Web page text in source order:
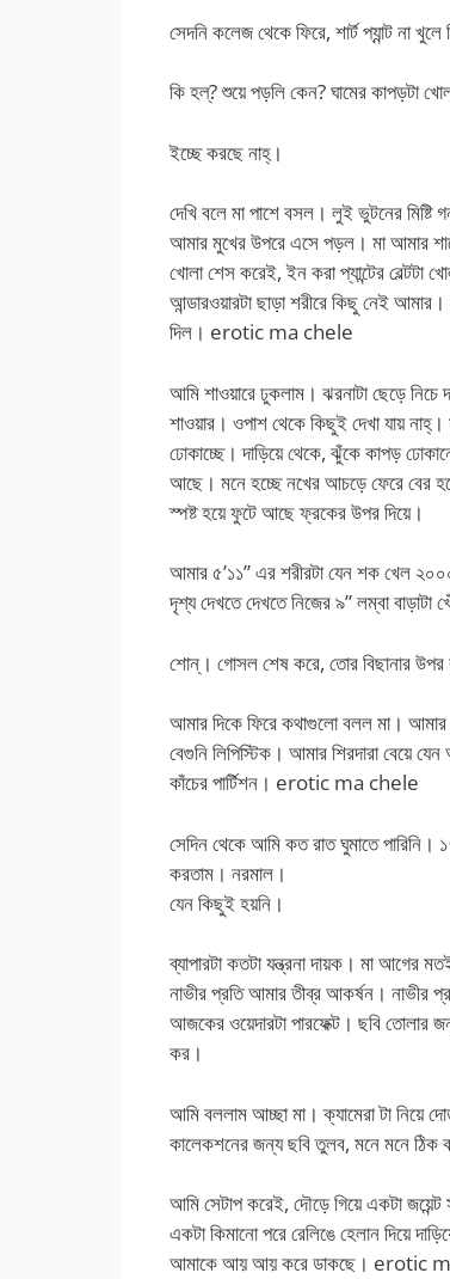
সেদনি কলেজ থেকে ফিরে, শার্ট প্যান্ট না
কি হল্? শুয়ে পড়লি কেন? ঘামের কাপড়টা
ইচ্ছে করছে নাহ্।
দেখি বলে মা পাশে বসল। লুই ভুটনের
আমার মুখের উপরে এসে পড়ল। মা আমার
খোলা শেস করেই, ইন করা প্যান্টের
আন্ডারওয়ারটা ছাড়া শরীরে কিছু নেই
দিল। erotic ma chele
আমি শাওয়ারে ঢুকলাম। ঝরনাটা ছেড়ে নিচে
শাওয়ার। ওপাশ থেকে কিছুই দেখা যায়
ঢোকাচ্ছে। দাড়িয়ে থেকে, ঝুঁকে কাপড়
আছে। মনে হচ্ছে নখের আচড়ে ফেরে বের
স্পষ্ট হয়ে ফুটে আছে ফ্রকের উপর দিয়ে।
আমার ৫’১১” এর শরীরটা যেন শক খেল
দৃশ্য দেখতে দেখতে নিজের ৯” লম্বা বাড়াটা
শোন্। গোসল শেষ করে, তোর বিছানার
আমার দিকে ফিরে কথাগুলো বলল মা।
বেগুনি লিপিস্টিক। আমার শিরদারা বেয়ে
কাঁচের পার্টিশন। erotic ma chele
সেদিন থেকে আমি কত রাত ঘুমাতে
করতাম। নরমাল।
যেন কিছুই হয়নি।
ব্যাপারটা কতটা যন্ত্রনা দায়ক। মা আগের
নাভীর প্রতি আমার তীব্র আকর্ষন। নাভীর
আজকের ওয়েদারটা পারফেক্ট। ছবি তোলার
কর।
আমি বললাম আচ্ছা মা। ক্যামেরা টা নিয়ে
কালেকশনের জন্য ছবি তুলব, মনে মনে ঠিক
আমি সেটাপ করেই, দৌড়ে গিয়ে একটা
একটা কিমানো পরে রেলিঙে হেলান দিয়ে
আমাকে আয় আয় করে ডাকছে। erotic